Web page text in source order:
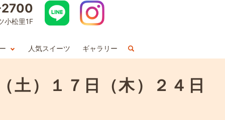
人気スイーツ ギャラリー
小松里1F
土）１７日（木）２４日